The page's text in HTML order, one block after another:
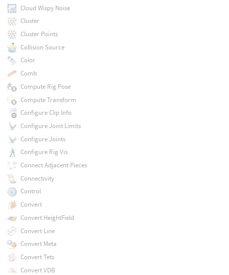
Cloud Wispy Noise
Cluster
Cluster Points
Collision Source
Color
Comb
Compute Rig Pose
Compute Transform
Configure Clip Info
Configure Joint Limits
Configure Joints
Configure Rig Vis
Connect Adjacent Pieces
Connectivity
Control
Convert
Convert HeightField
Convert Line
Convert Meta
Convert Tets
Convert VDB